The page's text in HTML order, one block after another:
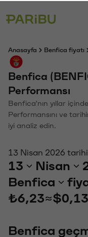
Anasayfa Benfica fiyatı
Benfica
Performansı
Benfica'nın yıllar
Performansını ve
iyi analiz edin.
13 Nisan 2026
13 Nisan
Benfica
₺6,23≈
Benfica